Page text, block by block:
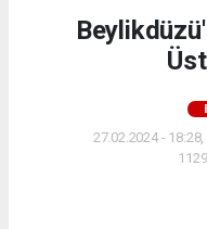
27.02.2024 -